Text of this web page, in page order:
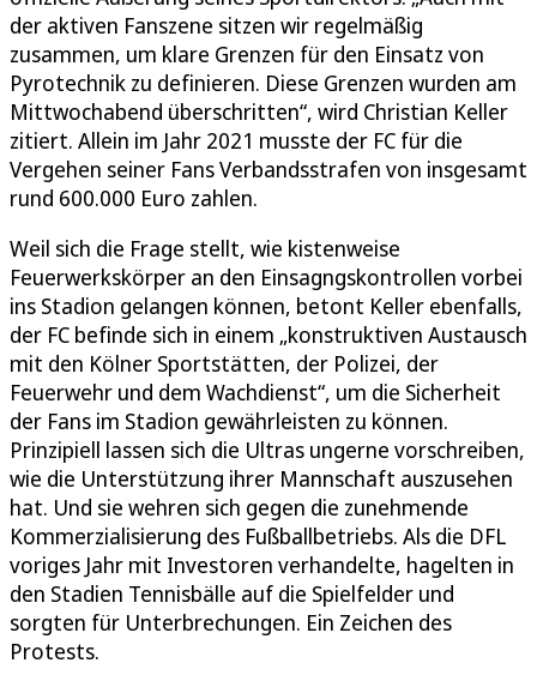
der aktiven Fanszene sitzen wir regelmäßig
zusammen, um klare Grenzen für den Einsatz von
Pyrotechnik zu definieren. Diese Grenzen wurden am
Mittwochabend überschritten“, wird Christian Keller
zitiert. Allein im Jahr 2021 musste der FC für die
Vergehen seiner Fans Verbandsstrafen von insgesamt
rund 600.000 Euro zahlen.
Weil sich die Frage stellt, wie kistenweise
Feuerwerkskörper an den Einsagngskontrollen vorbei
ins Stadion gelangen können, betont Keller ebenfalls,
der FC befinde sich in einem „konstruktiven Austausch
mit den Kölner Sportstätten, der Polizei, der
Feuerwehr und dem Wachdienst“, um die Sicherheit
der Fans im Stadion gewährleisten zu können.
Prinzipiell lassen sich die Ultras ungerne vorschreiben,
wie die Unterstützung ihrer Mannschaft auszusehen
hat. Und sie wehren sich gegen die zunehmende
Kommerzialisierung des Fußballbetriebs. Als die DFL
voriges Jahr mit Investoren verhandelte, hagelten in
den Stadien Tennisbälle auf die Spielfelder und
sorgten für Unterbrechungen. Ein Zeichen des
Protests.